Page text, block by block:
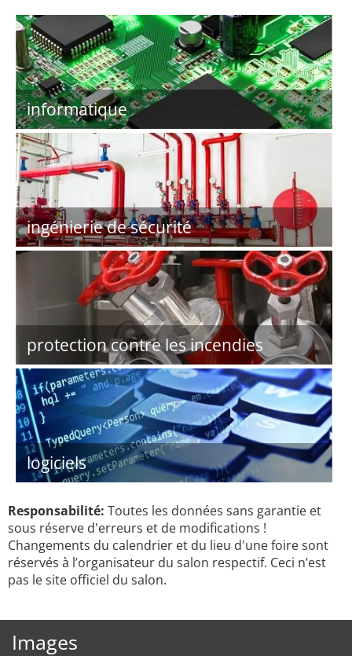
informatique
ingénierie de sécurité
protection contre les incendies
logiciels
Responsabilité: Toutes les données sans garantie et
sous réserve d'erreurs et de modifications !
Changements du calendrier et du lieu d'une foire sont
réservés à l’organisateur du salon respectif. Ceci n’est
pas le site officiel du salon.
Images